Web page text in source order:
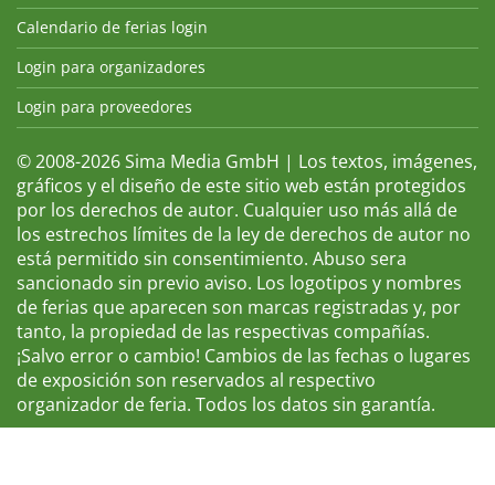
Calendario de ferias login
Login para organizadores
Login para proveedores
© 2008-2026 Sima Media GmbH | Los textos, imágenes,
gráficos y el diseño de este sitio web están protegidos
por los derechos de autor. Cualquier uso más allá de
los estrechos límites de la ley de derechos de autor no
está permitido sin consentimiento. Abuso sera
sancionado sin previo aviso. Los logotipos y nombres
de ferias que aparecen son marcas registradas y, por
tanto, la propiedad de las respectivas compañías.
¡Salvo error o cambio! Cambios de las fechas o lugares
de exposición son reservados al respectivo
organizador de feria. Todos los datos sin garantía.